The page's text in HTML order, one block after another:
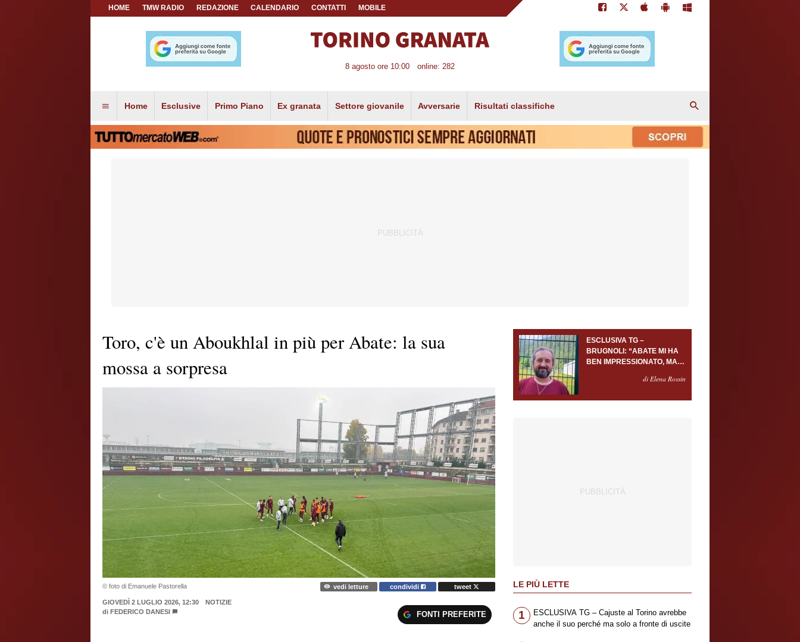
HOME TMW RADIO REDAZIONE CALENDARIO CONTATTI MOBILE
8 agosto ore 10:00 online: 282
Home Esclusive Primo Piano Ex granata Settore giovanile Avversarie Risultati classifiche
Toro, c'è un Aboukhlal in più per Abate: la sua
mossa a sorpresa
© foto di Emanuele Pastorella vedi letture condividi tweet
GIOVEDÌ 2 LUGLIO 2026, 12:30
NOTIZIE
di FEDERICO DANESI FONTI PREFERITE
ESCLUSIVA TG –
BRUGNOLI: “ABATE MI HA
BEN IMPRESSIONATO, MA
PORTIERE SERVONOdi Elena Rossin
LE PIÙ LETTE
1
ESCLUSIVA TG – Cajuste al Torino avrebbe
anche il suo perché ma solo a fronte di uscite